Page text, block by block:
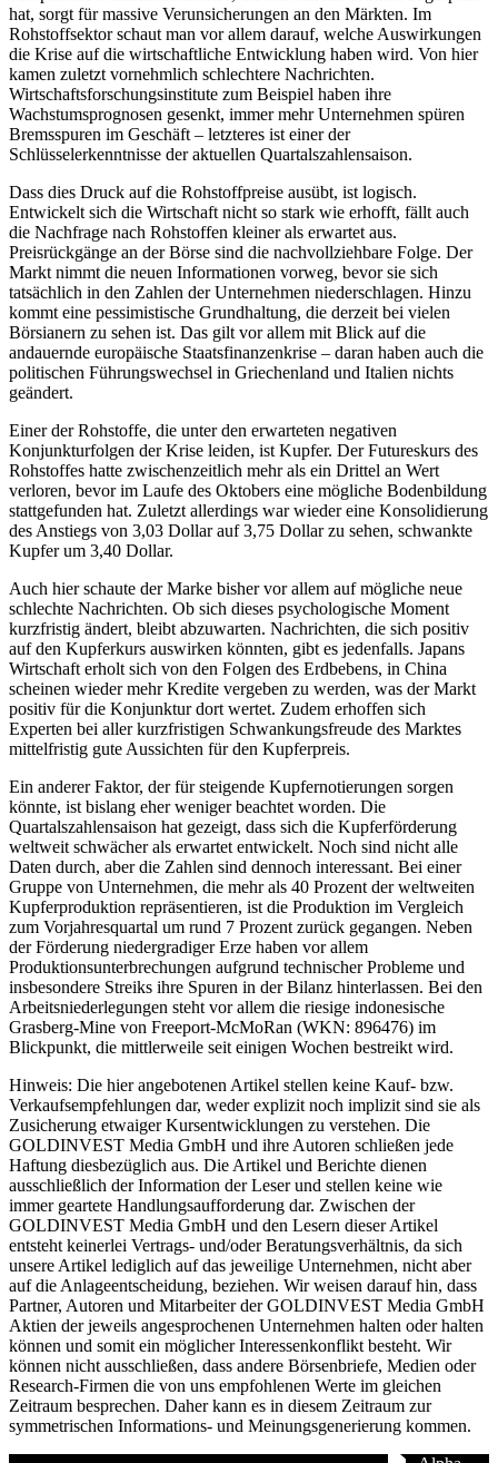
hat, sorgt für massive Verunsicherungen an den Märkten. Im
Rohstoffsektor schaut man vor allem darauf, welche Auswirkungen
die Krise auf die wirtschaftliche Entwicklung haben wird. Von hier
kamen zuletzt vornehmlich schlechtere Nachrichten.
Wirtschaftsforschungsinstitute zum Beispiel haben ihre
Wachstumsprognosen gesenkt, immer mehr Unternehmen spüren
Bremsspuren im Geschäft – letzteres ist einer der
Schlüsselerkenntnisse der aktuellen Quartalszahlensaison.
Dass dies Druck auf die Rohstoffpreise ausübt, ist logisch.
Entwickelt sich die Wirtschaft nicht so stark wie erhofft, fällt auch
die Nachfrage nach Rohstoffen kleiner als erwartet aus.
Preisrückgänge an der Börse sind die nachvollziehbare Folge. Der
Markt nimmt die neuen Informationen vorweg, bevor sie sich
tatsächlich in den Zahlen der Unternehmen niederschlagen. Hinzu
kommt eine pessimistische Grundhaltung, die derzeit bei vielen
Börsianern zu sehen ist. Das gilt vor allem mit Blick auf die
andauernde europäische Staatsfinanzenkrise – daran haben auch die
politischen Führungswechsel in Griechenland und Italien nichts
geändert.
Einer der Rohstoffe, die unter den erwarteten negativen
Konjunkturfolgen der Krise leiden, ist Kupfer. Der Futureskurs des
Rohstoffes hatte zwischenzeitlich mehr als ein Drittel an Wert
verloren, bevor im Laufe des Oktobers eine mögliche Bodenbildung
stattgefunden hat. Zuletzt allerdings war wieder eine Konsolidierung
des Anstiegs von 3,03 Dollar auf 3,75 Dollar zu sehen, schwankte
Kupfer um 3,40 Dollar.
Auch hier schaute der Marke bisher vor allem auf mögliche neue
schlechte Nachrichten. Ob sich dieses psychologische Moment
kurzfristig ändert, bleibt abzuwarten. Nachrichten, die sich positiv
auf den Kupferkurs auswirken könnten, gibt es jedenfalls. Japans
Wirtschaft erholt sich von den Folgen des Erdbebens, in China
scheinen wieder mehr Kredite vergeben zu werden, was der Markt
positiv für die Konjunktur dort wertet. Zudem erhoffen sich
Experten bei aller kurzfristigen Schwankungsfreude des Marktes
mittelfristig gute Aussichten für den Kupferpreis.
Ein anderer Faktor, der für steigende Kupfernotierungen sorgen
könnte, ist bislang eher weniger beachtet worden. Die
Quartalszahlensaison hat gezeigt, dass sich die Kupferförderung
weltweit schwächer als erwartet entwickelt. Noch sind nicht alle
Daten durch, aber die Zahlen sind dennoch interessant. Bei einer
Gruppe von Unternehmen, die mehr als 40 Prozent der weltweiten
Kupferproduktion repräsentieren, ist die Produktion im Vergleich
zum Vorjahresquartal um rund 7 Prozent zurück gegangen. Neben
der Förderung niedergradiger Erze haben vor allem
Produktionsunterbrechungen aufgrund technischer Probleme und
insbesondere Streiks ihre Spuren in der Bilanz hinterlassen. Bei den
Arbeitsniederlegungen steht vor allem die riesige indonesische
Grasberg-Mine von Freeport-McMoRan (WKN: 896476) im
Blickpunkt, die mittlerweile seit einigen Wochen bestreikt wird.
Hinweis: Die hier angebotenen Artikel stellen keine Kauf- bzw.
Verkaufsempfehlungen dar, weder explizit noch implizit sind sie als
Zusicherung etwaiger Kursentwicklungen zu verstehen. Die
GOLDINVEST Media GmbH und ihre Autoren schließen jede
Haftung diesbezüglich aus. Die Artikel und Berichte dienen
ausschließlich der Information der Leser und stellen keine wie
immer geartete Handlungsaufforderung dar. Zwischen der
GOLDINVEST Media GmbH und den Lesern dieser Artikel
entsteht keinerlei Vertrags- und/oder Beratungsverhältnis, da sich
unsere Artikel lediglich auf das jeweilige Unternehmen, nicht aber
auf die Anlageentscheidung, beziehen. Wir weisen darauf hin, dass
Partner, Autoren und Mitarbeiter der GOLDINVEST Media GmbH
Aktien der jeweils angesprochenen Unternehmen halten oder halten
können und somit ein möglicher Interessenkonflikt besteht. Wir
können nicht ausschließen, dass andere Börsenbriefe, Medien oder
Research-Firmen die von uns empfohlenen Werte im gleichen
Zeitraum besprechen. Daher kann es in diesem Zeitraum zur
symmetrischen Informations- und Meinungsgenerierung kommen.